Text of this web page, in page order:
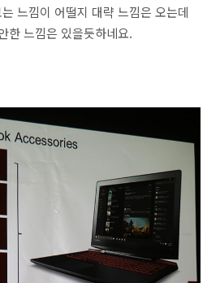
느낌이 어떨지 대략 느낌은 오는데
한 느낌은 있을듯하네요.